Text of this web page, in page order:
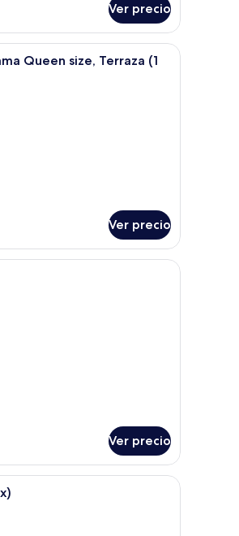
Ver precio
Edredón, caja de seguridad en la habitación
Queen size, Terraza (1
Ver precio
Edredón, caja de seguridad en la habitación
Ver precio